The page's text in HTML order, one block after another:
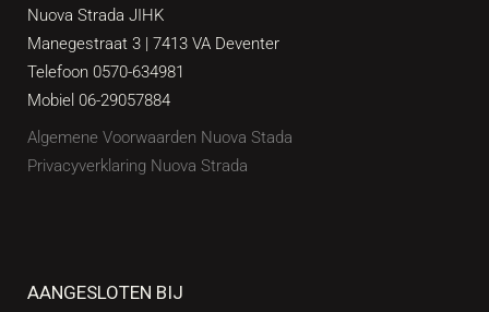
Nuova Strada JIHK
Manegestraat 3 | 7413 VA Deventer
Telefoon 0570-634981
Mobiel 06-29057884
Algemene Voorwaarden Nuova Stada
Privacyverklaring Nuova Strada
AANGESLOTEN BIJ